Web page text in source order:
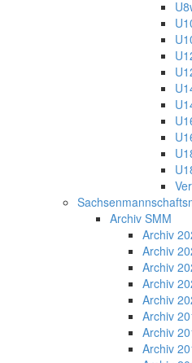
Archiv SMM
Archiv
Archiv
Archiv
Archiv
Archiv
Archiv
Archiv
Archiv